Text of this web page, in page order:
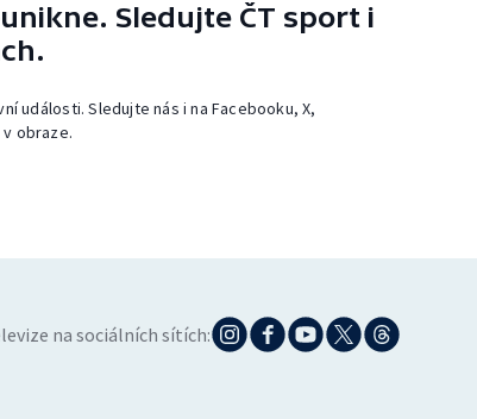
Sledujte ČT sport i
události. Sledujte nás i na Facebooku, X,
v obraze.
na sociálních sítích: